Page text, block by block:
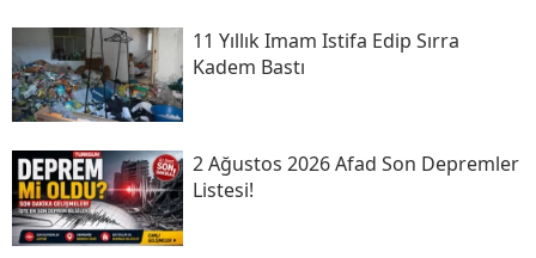
11 Yıllık Imam Istifa Edip Sırra
Kadem Bastı
2 Ağustos 2026 Afad Son Depremler
Listesi!